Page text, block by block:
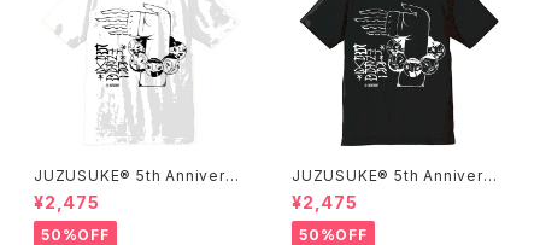
JUZUSUKE® 5th Anniversa
ry Tee
¥2,475
50%OFF
JUZUSUKE® 5th Anniversa
ry Tee
¥2,475
50%OFF